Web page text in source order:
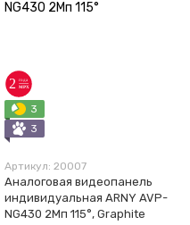
3
3
Артикул: 20007
Аналоговая видеопанель
индивидуальная ARNY AVP-
NG430 2Мп 115°, Graphite